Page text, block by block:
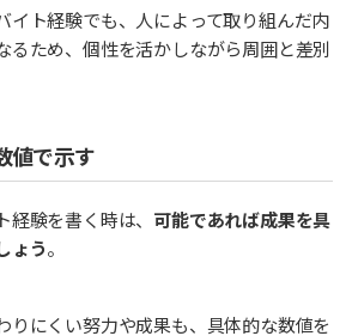
イト経験でも、人によって取り組んだ内
るため、個性を活かしながら周囲と差別
値で示す
験を書く時は、 可能であれば成果を具
ょう。
りにくい努力や成果も、具体的な数値を